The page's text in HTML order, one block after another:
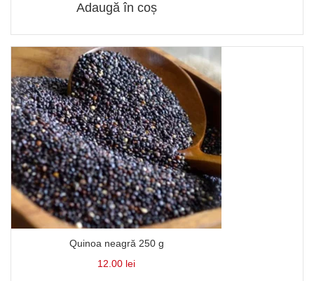
Adaugă în coș
Quinoa neagră 250 g
12.00 lei